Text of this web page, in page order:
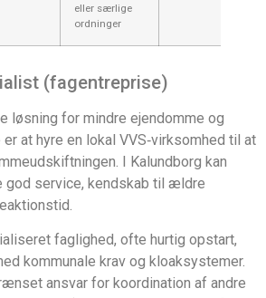
eller særlige
ordninger
(fagentreprise)
løsning for mindre ejendomme og
at hyre en lokal VVS‑virksomhed til at
I Kalundborg kan
god service, kendskab til ældre
faglighed, ofte hurtig opstart,
kommunale krav og kloaksystemer.
ansvar for koordination af andre